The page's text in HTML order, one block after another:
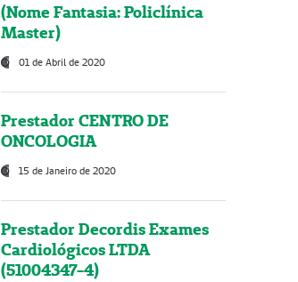
(Nome Fantasia: Policlínica
Master)
01 de Abril de 2020
Prestador CENTRO DE
ONCOLOGIA
15 de Janeiro de 2020
Prestador Decordis Exames
Cardiológicos LTDA
(51004347-4)